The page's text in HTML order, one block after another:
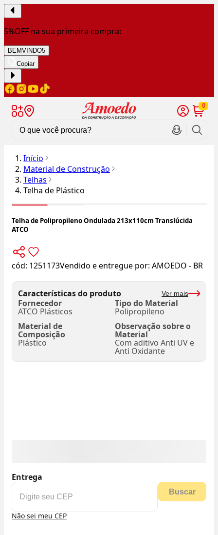
5%OFF na sua primeira compra:
BEMVINDO5
Copiar
0
Início
Material de Construção
Telhas
Telha de Plástico
Telha de Polipropileno Ondulada 213x110cm Translúcida
ATCO
cód: 1251173Vendido e entregue por: AMOEDO - BR
Características do produto Ver mais
Fornecedor
ATCO Plásticos
Tipo do Material
Polipropileno
Material de
Composição
Plástico
Observação sobre o
Material
Com aditivo Anti UV e
Anti Oxidante
Entrega
Buscar
Não sei meu CEP